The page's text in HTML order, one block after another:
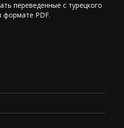
переведенные с турецкого
формате PDF.